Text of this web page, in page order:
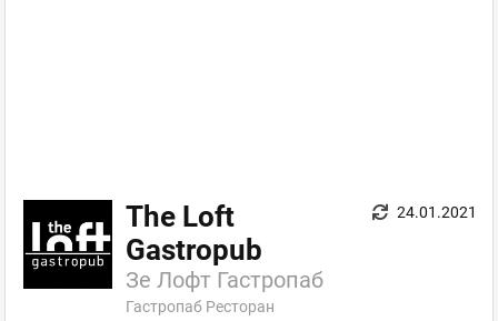
The Loft
Gastropub
Зе Лофт Гастропаб
Гастропаб Ресторан
24.01.2021